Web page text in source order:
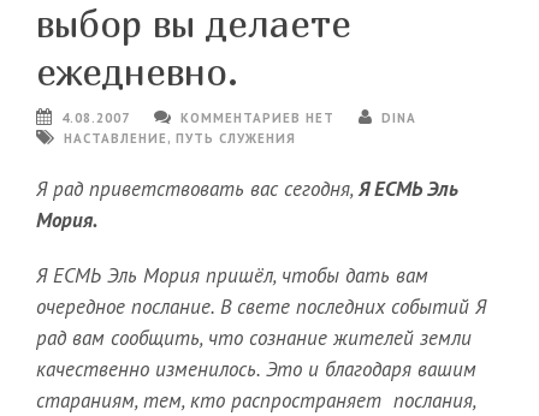
выбор вы делаете
ежедневно.
4.08.2007 КОММЕНТАРИЕВ НЕТ
DINA
НАСТАВЛЕНИЕ, ПУТЬ СЛУЖЕНИЯ
Я рад приветствовать вас сегодня,Я ЕСМЬ Эль
Мория.
Я ЕСМЬ Эль Мория пришёл, чтобы дать вам
очередное послание. В свете последних событий Я
рад вам сообщить, что сознание жителей земли
качественно изменилось. Это и благодаря вашим
стараниям, тем, кто распространяет послания,